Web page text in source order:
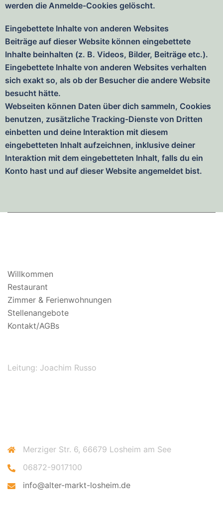
werden die Anmelde-Cookies gelöscht.
Eingebettete Inhalte von anderen Websites
Beiträge auf dieser Website können eingebettete
Inhalte beinhalten (z. B. Videos, Bilder, Beiträge etc.).
Eingebettete Inhalte von anderen Websites verhalten
sich exakt so, als ob der Besucher die andere Website
besucht hätte.
Webseiten können Daten über dich sammeln, Cookies
benutzen, zusätzliche Tracking-Dienste von Dritten
einbetten und deine Interaktion mit diesem
eingebetteten Inhalt aufzeichnen, inklusive deiner
Interaktion mit dem eingebetteten Inhalt, falls du ein
Konto hast und auf dieser Website angemeldet bist.
Willkommen
Restaurant
Zimmer & Ferienwohnungen
Stellenangebote
Kontakt/AGBs
Leitung: Joachim Russo
Merziger Str. 6, 66679 Losheim am See
06872-9017100
info@alter-markt-losheim.de